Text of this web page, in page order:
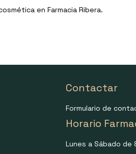
en Farmacia Ribera.
Contactar
Formulario de
Horario
Lunes a Sábado de